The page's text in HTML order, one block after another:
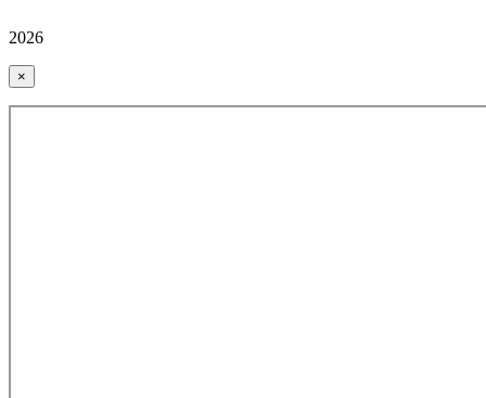
2026
×